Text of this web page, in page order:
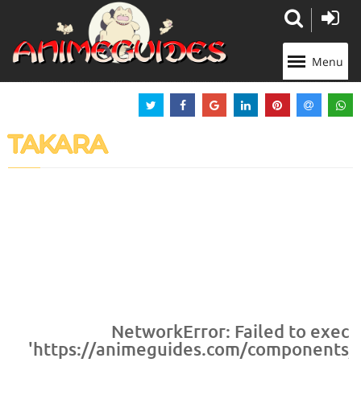
Menu
TAKARA
NetworkError: Failed to
'https://animeguides.com/
Panneau de gestion des cookies